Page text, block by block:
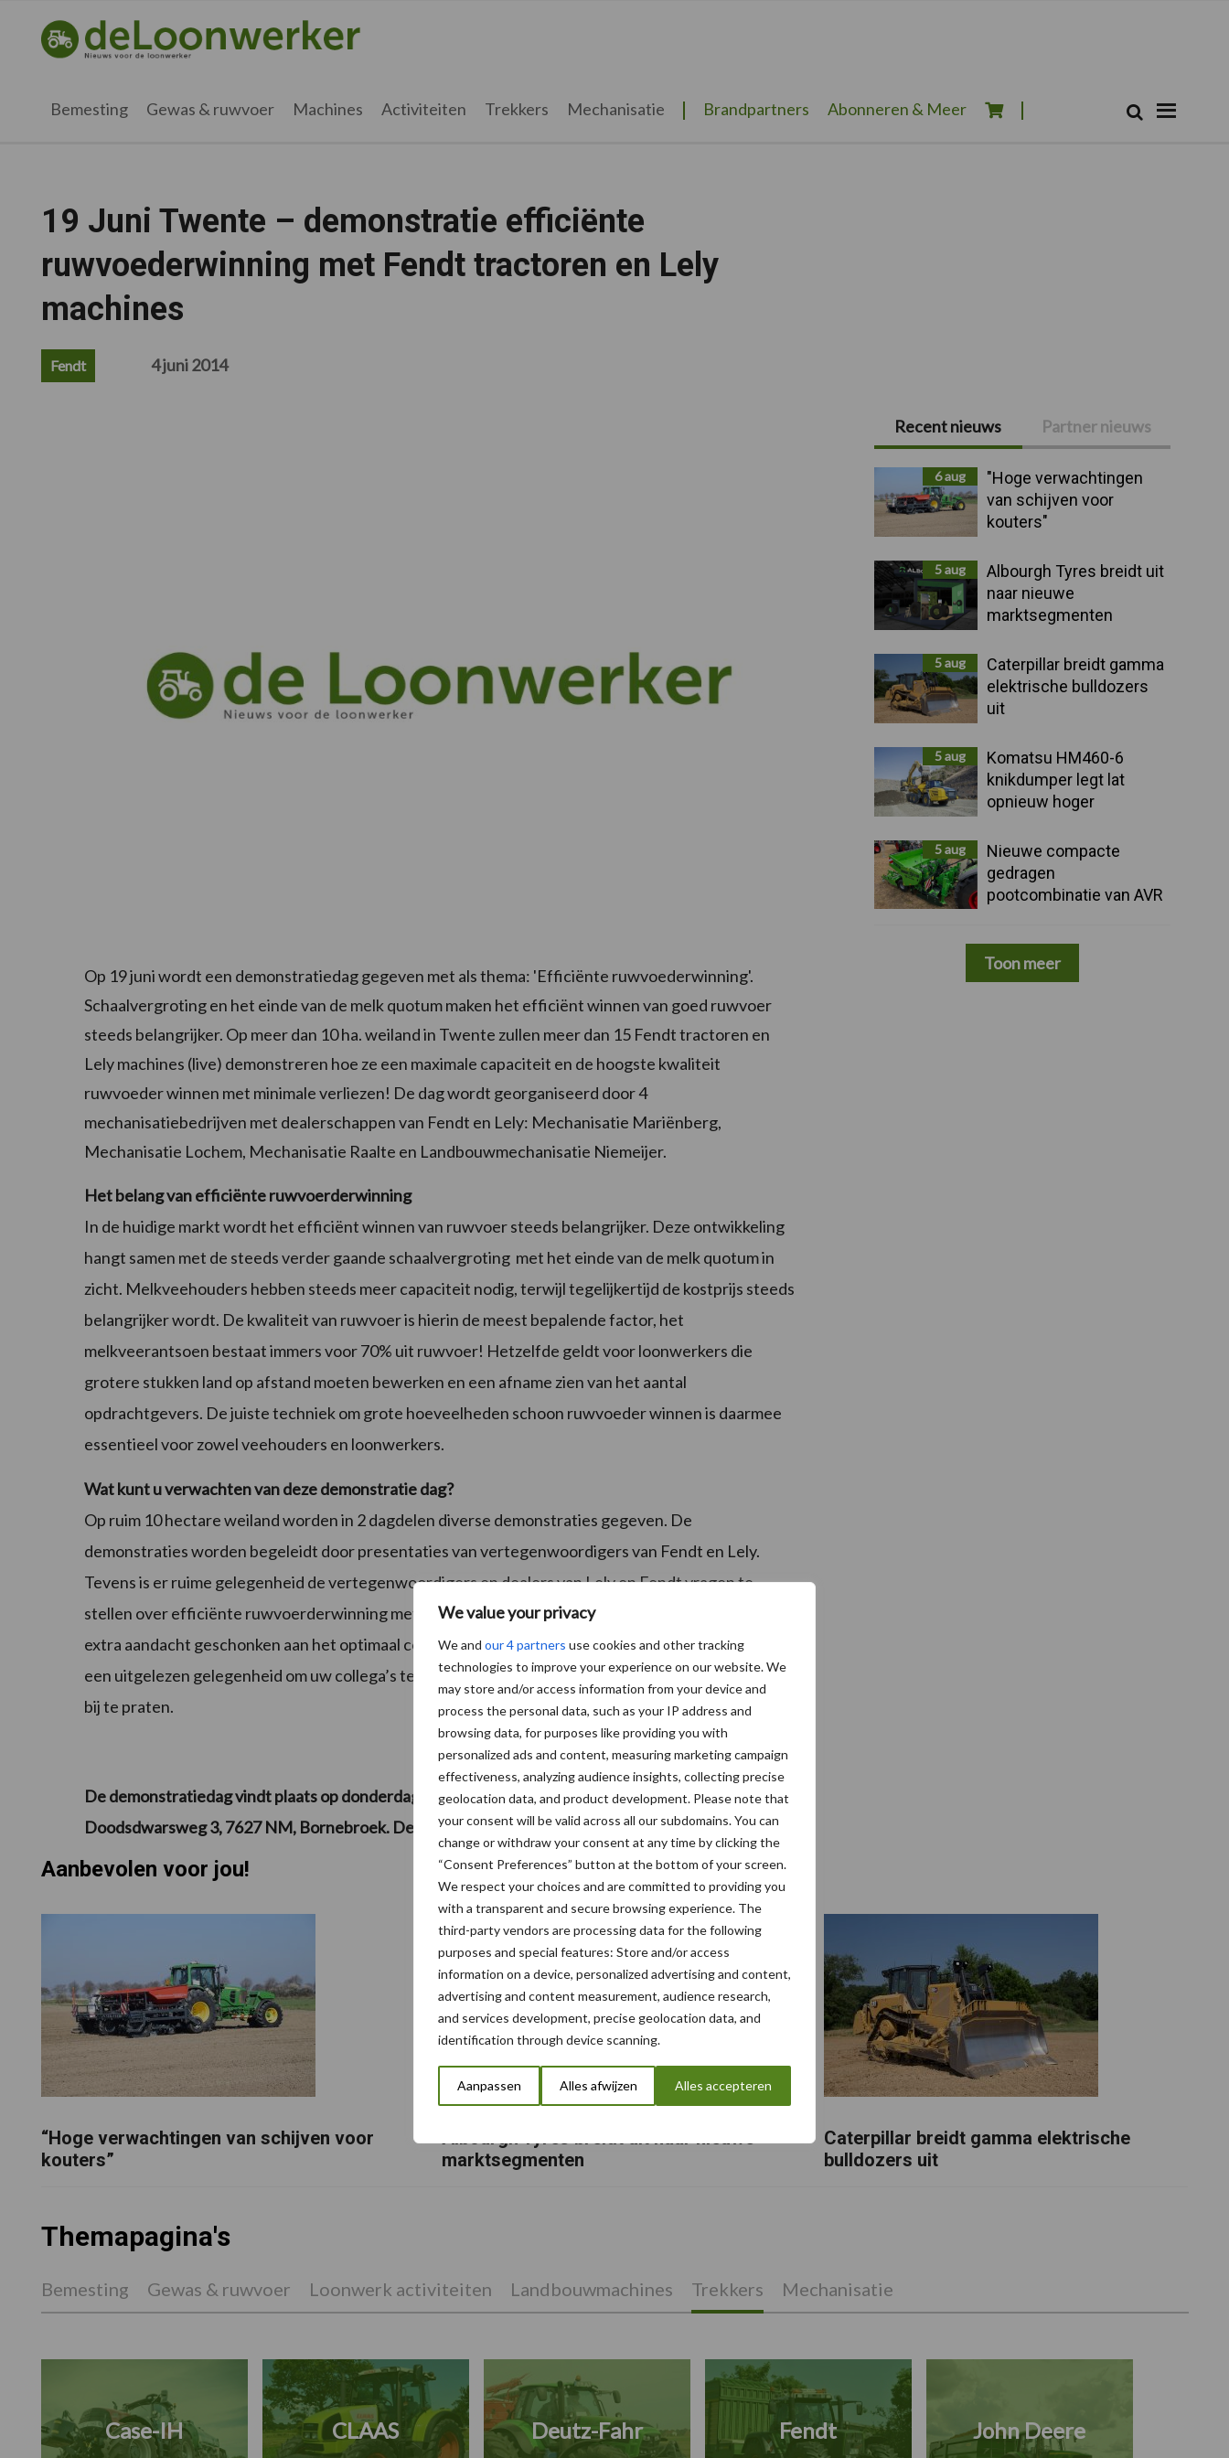
We value your privacy
We and our 4 partners use cookies and other tracking
technologies to improve your experience on our website. We
may store and/or access information from your device and
process the personal data, such as your IP address and
browsing data, for purposes like providing you with
personalized ads and content, measuring marketing campaign
effectiveness, analyzing audience insights, collecting precise
geolocation data, and product development. Please note that
your consent will be valid across all our subdomains. You can
change or withdraw your consent at any time by clicking the
“Consent Preferences” button at the bottom of your screen.
We respect your choices and are committed to providing you
with a transparent and secure browsing experience. The
third-party vendors are processing data for the following
purposes and special features: Store and/or access
information on a device, personalized advertising and content,
advertising and content measurement, audience research,
and services development, precise geolocation data, and
identification through device scanning.
Aanpassen Alles afwijzen Alles accepteren
hoofdnavigatie
hoofd
eerste
voettekst
deloonwerker.nl
Bemesting Gewas & ruwvoer Machines Activiteiten Trekkers Mechanisatie Brandpartners Abonneren & Meer Zoek
19 Juni Twente – demonstratie efficiënte
ruwvoederwinning met Fendt tractoren en Lely
machines
Fendt 4 juni 2014
Op 19 juni wordt een demonstratiedag gegeven met als thema: 'Efficiënte ruwvoederwinning'.
Schaalvergroting en het einde van de melk quotum maken het efficiënt winnen van goed ruwvoer
steeds belangrijker. Op meer dan 10 ha. weiland in Twente zullen meer dan 15 Fendt tractoren en
Lely machines (live) demonstreren hoe ze een maximale capaciteit en de hoogste kwaliteit
ruwvoeder winnen met minimale verliezen! De dag wordt georganiseerd door 4
mechanisatiebedrijven met dealerschappen van Fendt en Lely: Mechanisatie Mariënberg,
Mechanisatie Lochem, Mechanisatie Raalte en Landbouwmechanisatie Niemeijer.
Het belang van efficiënte ruwvoerderwinning
In de huidige markt wordt het efficiënt winnen van ruwvoer steeds belangrijker. Deze ontwikkeling
hangt samen met de steeds verder gaande schaalvergroting met het einde van de melk quotum in
zicht. Melkveehouders hebben steeds meer capaciteit nodig, terwijl tegelijkertijd de kostprijs steeds
belangrijker wordt. De kwaliteit van ruwvoer is hierin de meest bepalende factor, het
melkveerantsoen bestaat immers voor 70% uit ruwvoer! Hetzelfde geldt voor loonwerkers die
grotere stukken land op afstand moeten bewerken en een afname zien van het aantal
opdrachtgevers. De juiste techniek om grote hoeveelheden schoon ruwvoeder winnen is daarmee
essentieel voor zowel veehouders en loonwerkers.
Wat kunt u verwachten van deze demonstratie dag?
Op ruim 10 hectare weiland worden in 2 dagdelen diverse demonstraties gegeven. De
demonstraties worden begeleidt door presentaties van vertegenwoordigers van Fendt en Lely.
Tevens is er ruime gelegenheid de vertegenwoordigers en dealers van Lely en Fendt vragen te
stellen over efficiënte ruwvoerderwinning met machines en tractoren. Daarnaast wordt er ook
extra aandacht geschonken aan het optimaal conserveren van graskuil. Ook is deze dag uiteraard
een uitgelezen gelegenheid om uw collega’s te ontmoeten, ervaringen en kennis uit te wisselen en
bij te praten.
De demonstratiedag vindt plaats op donderdag 19 juni in Bornebroek,Twente. Adres:
Doodsdwarsweg 3, 7627 NM, Bornebroek. Demonstraties: 14:00-16:00 / 19:00-21:00.
Primaire
Sidebar
Recent nieuws Partner nieuws
6 aug
"Hoge verwachtingen
van schijven voor
kouters"
5 aug
Albourgh Tyres breidt uit
naar nieuwe
marktsegmenten
5 aug
Caterpillar breidt gamma
elektrische bulldozers
uit
5 aug
Komatsu HM460-6
knikdumper legt lat
opnieuw hoger
5 aug
Nieuwe compacte
gedragen
pootcombinatie van AVR
Toon meer
Aanbevolen voor jou!
“Hoge verwachtingen van schijven voor
kouters”
marktsegmenten
Caterpillar breidt gamma elektrische
bulldozers uit
Themapagina's
Bemesting Gewas & ruwvoer Loonwerk activiteiten Landbouwmachines Trekkers Mechanisatie
Case-IH CLAAS Deutz-Fahr Fendt John Deere